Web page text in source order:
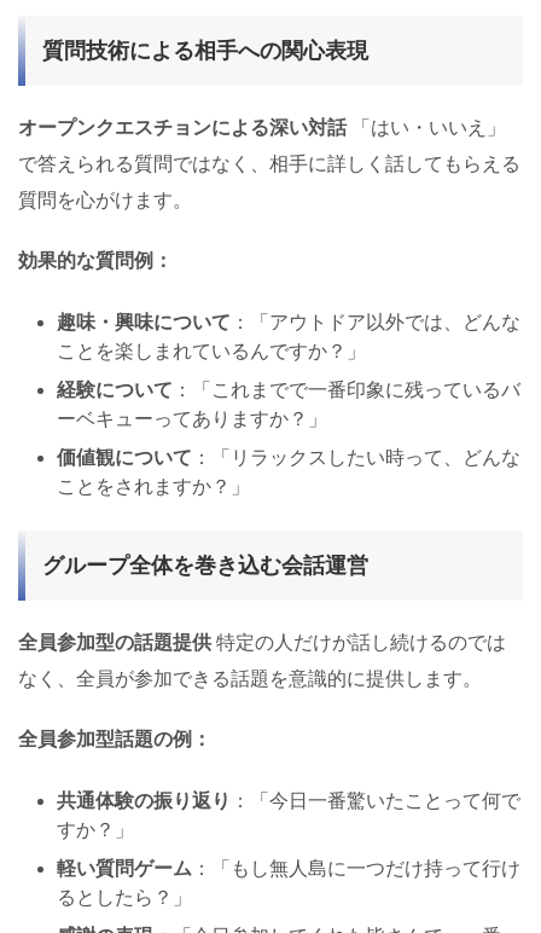
質問技術による相手への関心表現
オープンクエスチョンによる深い対話「はい・いいえ」
で答えられる質問ではなく、相手に詳しく話してもらえる
質問を心がけます。
効果的な質問例：
趣味・興味について ：「アウトドア以外では、どんな
ことを楽しまれているんですか？」
経験について ：「これまでで一番印象に残っているバ
ーベキューってありますか？」
価値観について ：「リラックスしたい時って、どんな
ことをされますか？」
グループ全体を巻き込む会話運営
全員参加型の話題提供 特定の人だけが話し続けるのでは
なく、全員が参加できる話題を意識的に提供します。
全員参加型話題の例：
共通体験の振り返り ：「今日一番驚いたことって何で
すか？」
軽い質問ゲーム ：「もし無人島に一つだけ持って行け
るとしたら？」